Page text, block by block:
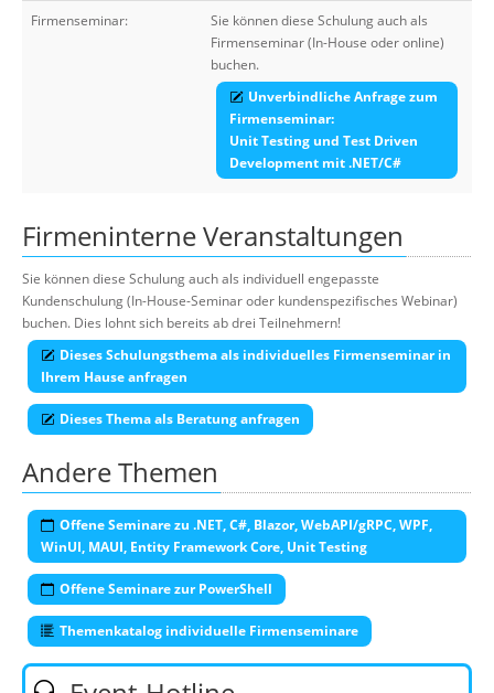
Firmenseminar:
Sie können diese Schulung auch als
Firmenseminar (In-House oder online)
buchen.
Unverbindliche Anfrage zum
Firmenseminar:
Unit Testing und Test Driven
Development mit .NET/C#
Firmeninterne Veranstaltungen
Sie können diese Schulung auch als individuell engepasste
Kundenschulung (In-House-Seminar oder kundenspezifisches Webinar)
buchen. Dies lohnt sich bereits ab drei Teilnehmern!
Dieses Schulungsthema als individuelles Firmenseminar in
Ihrem Hause anfragen
Dieses Thema als Beratung anfragen
Andere Themen
Offene Seminare zu .NET, C#, Blazor, WebAPI/gRPC, WPF,
WinUI, MAUI, Entity Framework Core, Unit Testing
Offene Seminare zur PowerShell
Themenkatalog individuelle Firmenseminare